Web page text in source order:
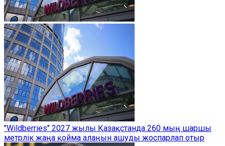
"Wildberries" 2027 жылы Қазақстанда 260 мың шаршы
метрлік жаңа қойма алаңын ашуды жоспарлап отыр